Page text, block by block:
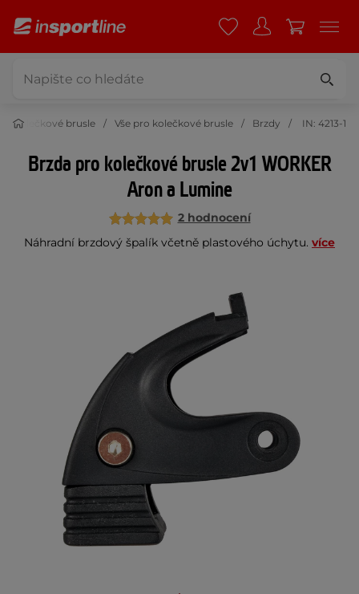
Kolečkové brusle Vše pro kolečkové brusle Brzdy IN: 4213-1
Brzda pro kolečkové brusle 2v1 WORKER
Aron a Lumine
2 hodnocení
Náhradní brzdový špalík včetně plastového úchytu. více